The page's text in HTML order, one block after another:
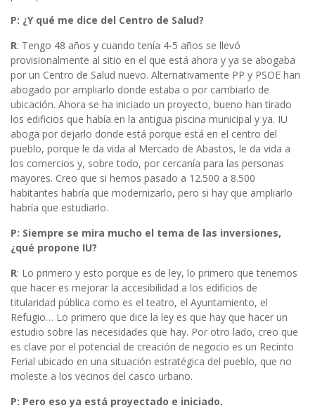
P: ¿Y qué me dice del Centro de Salud?
R: Tengo 48 años y cuando tenía 4-5 años se llevó
provisionalmente al sitio en el que está ahora y ya se abogaba
por un Centro de Salud nuevo. Alternativamente PP y PSOE han
abogado por ampliarlo donde estaba o por cambiarlo de
ubicación. Ahora se ha iniciado un proyecto, bueno han tirado
los edificios que había en la antigua piscina municipal y ya. IU
aboga por dejarlo donde está porque está en el centro del
pueblo, porque le da vida al Mercado de Abastos, le da vida a
los comercios y, sobre todo, por cercanía para las personas
mayores. Creo que si hemos pasado a 12.500 a 8.500
habitantes habría que modernizarlo, pero si hay que ampliarlo
habría que estudiarlo.
P: Siempre se mira mucho el tema de las inversiones,
¿qué propone IU?
R: Lo primero y esto porque es de ley, lo primero que tenemos
que hacer es mejorar la accesibilidad a los edificios de
titularidad pública como es el teatro, el Ayuntamiento, el
Refugio… Lo primero que dice la ley es que hay que hacer un
estudio sobre las necesidades que hay. Por otro lado, creo que
es clave por el potencial de creación de negocio es un Recinto
Ferial ubicado en una situación estratégica del pueblo, que no
moleste a los vecinos del casco urbano.
P: Pero eso ya está proyectado e iniciado.